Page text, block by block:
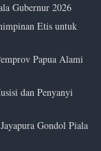
Gubernur 2026
Etis untuk
Papua Alami
dan Penyanyi
Gondol Piala